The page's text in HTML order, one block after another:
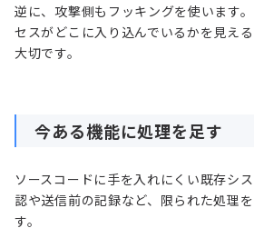
逆に、攻撃側もフッキングを使います
セスがどこに入り込んでいるかを見え
大切です。
今ある機能に処理を足す
ソースコードに手を入れにくい既存シ
認や送信前の記録など、限られた処理
す。